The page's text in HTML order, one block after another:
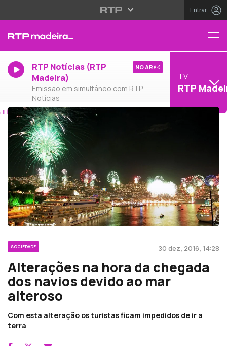
Entrar
RTP Notícias (RTP
Madeira)
Emissão em simultâneo com RTP
Notícias
NO AR
TV
RTP
SOCIEDADE 30 dez, 2016, 14:28
Alterações na hora da chegada
dos navios devido ao mar
alteroso
Com esta alteração os turistas ficam impedidos de ir a
terra